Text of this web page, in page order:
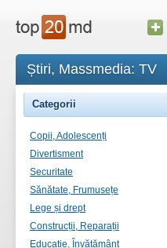
Știri, Massmedia: TV
Categorii
Copii, Adolescenți
Divertisment
Securitate
Sănătate, Frumusețe
Lege și drept
Construcții, Reparații
Educație, Învățământ